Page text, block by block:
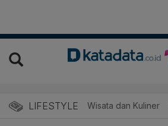
LIFESTYLE Wisata dan Kuliner